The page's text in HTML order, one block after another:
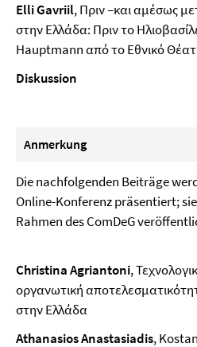
Elli Gavriil, Πριν –και αμέσως
στην Ελλάδα: Πριν το
Hauptmann από το Εθνικό
Diskussion
Anmerkung
Die nachfolgenden Beiträge
Online-Konferenz präsentiert;
Rahmen des ComDeG
Christina Agriantoni,
οργανωτική
στην Ελλάδα
Athanasios Anastasiadis,